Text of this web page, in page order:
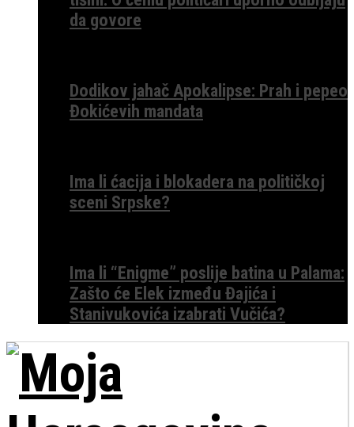
da govore
Dodikov jahač Apokalipse: Prah i pepeo
Đokićevih mandata
Ima li ćacija i blokadera na političkoj
sceni Srpske?
Ima li “Enigme” poslije batina u Palama:
Zašto će Elek između Đajića i
Stanivukovića izabrati Vučića?